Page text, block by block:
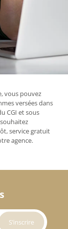
vous pouvez
versées dans
CGI et sous
service gratuit
agence.